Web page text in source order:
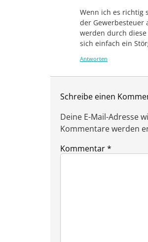
Wenn ich es richtig
der Gewerbesteuer
werden durch
sich einfach ein
Antworten
Schreibe einen
Deine E-Mail-Adresse
Kommentare werden
Kommentar*